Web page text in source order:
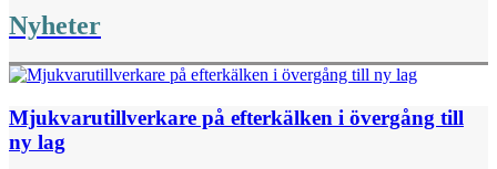
Nyheter
Mjukvarutillverkare på efterkälken i övergång till
ny lag